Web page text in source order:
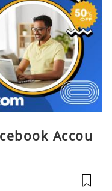
Accou